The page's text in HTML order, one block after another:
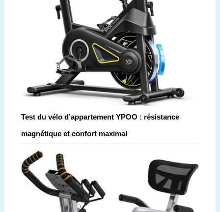
Test du vélo d’appartement YPOO : résistance
magnétique et confort maximal